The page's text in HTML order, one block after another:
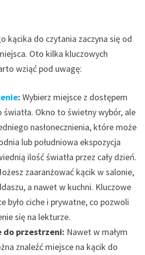
kącika do czytania zaczyna się od
Oto kilka kluczowych
wziąć pod uwagę:
: Wybierz miejsce z dostępem
Okno to świetny wybór, ale
nasłonecznienia, które może
lub południowa ekspozycja
ilość światła przez cały dzień.
zaaranżować kącik w salonie,
a nawet w kuchni. Kluczowe
było ciche i prywatne, co pozwoli
się na lekturze.
do przestrzeni: Nawet w małym
znaleźć miejsce na kącik do